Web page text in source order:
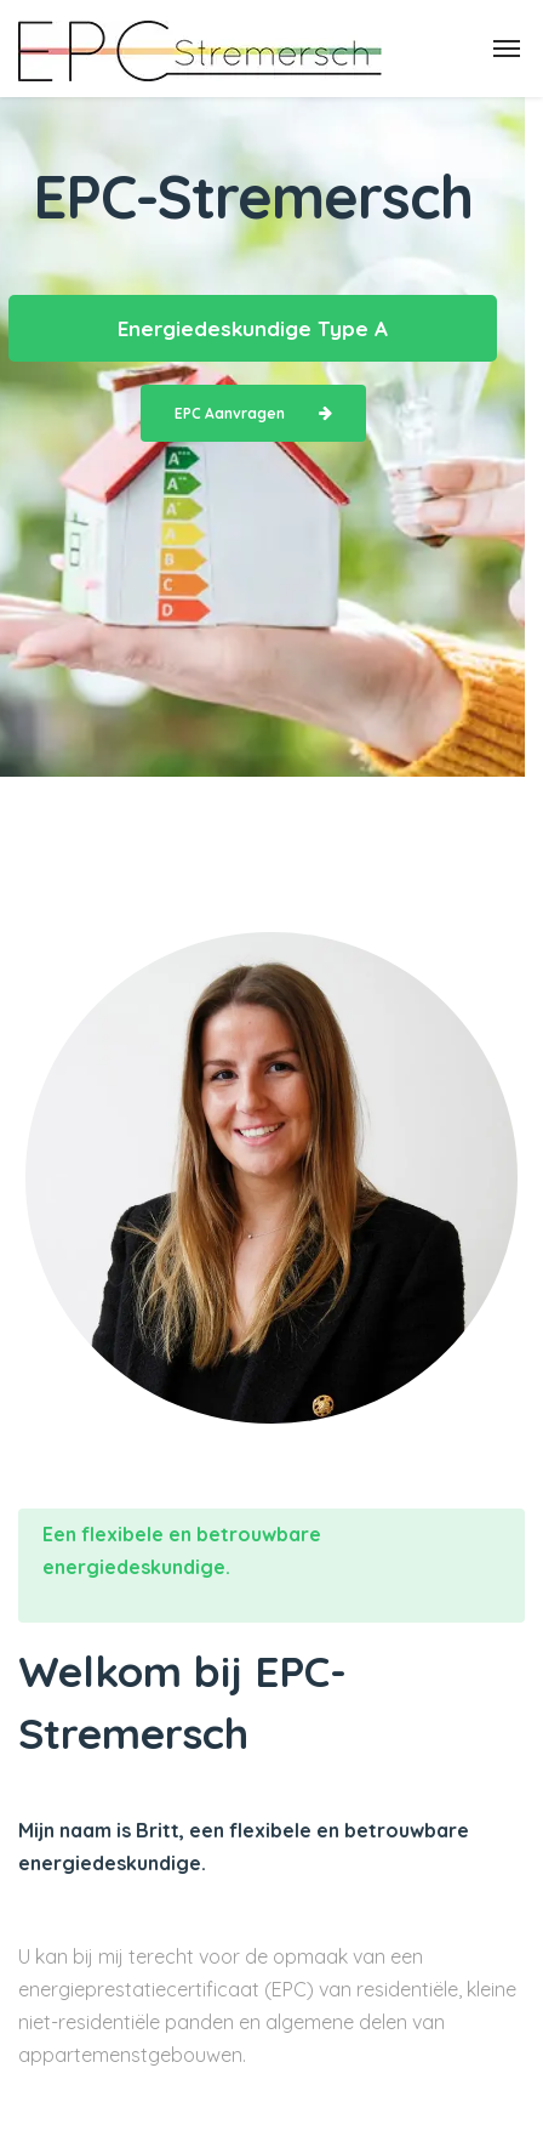
EPC-Stremersch
Energiedeskundige Type A
EPC Aanvragen
Een flexibele en betrouwbare
energiedeskundige.
Welkom bij EPC-
Stremersch
Mijn naam is Britt, een flexibele en betrouwbare
energiedeskundige.
U kan bij mij terecht voor de opmaak van een
energieprestatiecertificaat (EPC) van residentiële, kleine
niet-residentiële panden en algemene delen van
appartemenstgebouwen.